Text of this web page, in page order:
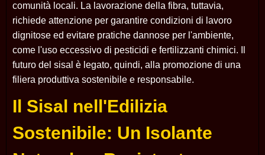
comunità locali. La lavorazione della fibra, tuttavia,
richiede attenzione per garantire condizioni di lavoro
dignitose ed evitare pratiche dannose per l'ambiente,
come l'uso eccessivo di pesticidi e fertilizzanti chimici. Il
futuro del sisal è legato, quindi, alla promozione di una
filiera produttiva sostenibile e responsabile.
Il Sisal nell'Edilizia
Sostenibile: Un Isolante